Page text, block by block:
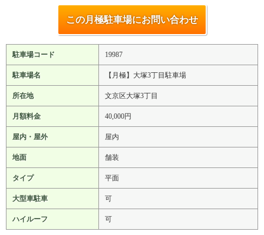
この月極駐車場にお問い合わせ
駐車場コード 19987
駐車場名 【月極】大塚3丁目駐車場
所在地 文京区大塚3丁目
月額料金 40,000円
屋内・屋外 屋内
地面 舗装
タイプ 平面
大型車駐車 可
ハイルーフ 可